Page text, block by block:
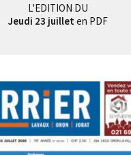
L'EDITION DU
Jeudi 23 juillet en PDF